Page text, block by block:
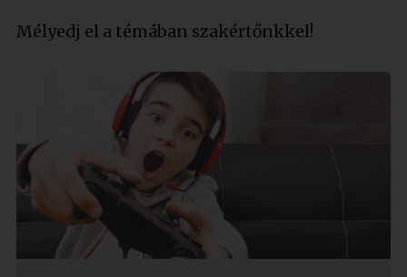
Mélyedj el a témában szakértőnkkel!